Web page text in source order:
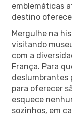
emblemáticas
destino
Mergulhe na
visitando
com a
França. Para
deslumbrantes
para oferecer
esquece
sozinhos, em